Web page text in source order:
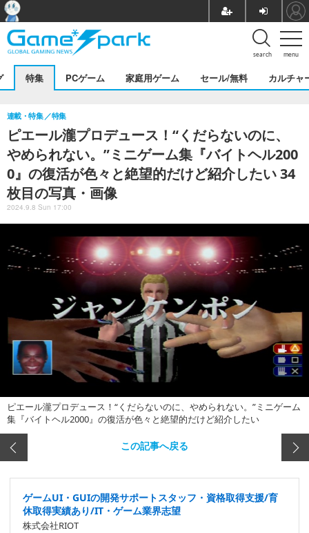
menu
search
特集 PCゲーム 家庭用ゲーム セール/無料 カルチャ
ピエール瀧プロデュース！“くだらないのに、
やめられない。”ミニゲーム集『バイトヘル200
0』の復活が色々と絶望的だけど紹介したい 34
枚目の写真・画像
連載・特集 特集
2024.9.8 Sun 17:00
ピエール瀧プロデュース！“くだらないのに、やめられない。”ミニゲーム
集『バイトヘル2000』の復活が色々と絶望的だけど紹介したい
この記事へ戻る
ゲームUI・GUIの開発サポートスタッフ・資格取得支援/育
休取得実績あり/IT・ゲーム業界志望
株式会社RIOT